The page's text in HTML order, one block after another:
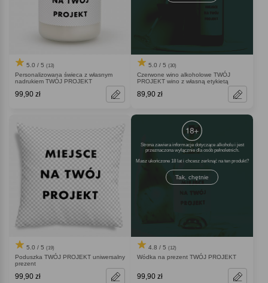
5.0 / 5 (13)
Personalizowana świeca z własnym
nadrukiem TWÓJ PROJEKT
99,90 zł
5.0 / 5 (30)
Czerwone wino alkoholowe TWÓJ
PROJEKT wino z własną etykietą
89,90 zł
5.0 / 5 (19)
Poduszka TWÓJ PROJEKT uniwersalny
prezent
99,90 zł
Strona zawiera informacje dotyczące alkoholu i jest
przeznaczona wyłącznie dla osób pełnoletnich.
Masz ukończone 18 lat i chcesz zerknąć na ten produkt
Tak, chętnie
4.8 / 5 (12)
Wódka na prezent TWÓJ PROJEKT
99,90 zł